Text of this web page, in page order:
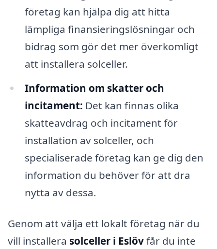
företag kan hjälpa dig att hitta
lämpliga finansieringslösningar och
bidrag som gör det mer överkomligt
att installera solceller.
Information om skatter och
incitament: Det kan finnas olika
skatteavdrag och incitament för
installation av solceller, och
specialiserade företag kan ge dig den
information du behöver för att dra
nytta av dessa.
Genom att välja ett lokalt företag när du
vill installera solceller i Eslövfår du inte